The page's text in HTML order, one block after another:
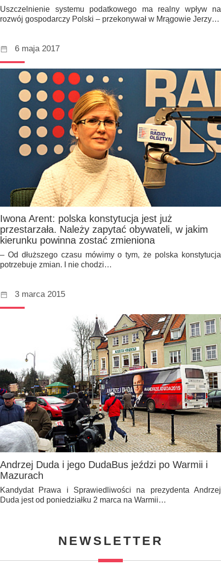
Uszczelnienie systemu podatkowego ma realny wpływ na
rozwój gospodarczy Polski – przekonywał w Mrągowie Jerzy…
6 maja 2017
Iwona Arent: polska konstytucja jest już
przestarzała. Należy zapytać obywateli, w jakim
kierunku powinna zostać zmieniona
– Od dłuższego czasu mówimy o tym, że polska konstytucja
potrzebuje zmian. I nie chodzi…
3 marca 2015
Andrzej Duda i jego DudaBus jeździ po Warmii i
Mazurach
Kandydat Prawa i Sprawiedliwości na prezydenta Andrzej
Duda jest od poniedziałku 2 marca na Warmii…
NEWSLETTER